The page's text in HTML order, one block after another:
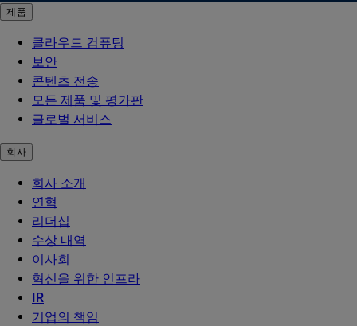
제품
클라우드 컴퓨팅
보안
콘텐츠 전송
모든 제품 및 평가판
글로벌 서비스
회사
회사 소개
연혁
리더십
수상 내역
이사회
혁신을 위한 인프라
IR
기업의 책임